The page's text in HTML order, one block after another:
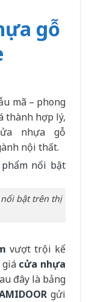
gỗ
mã – phong
thành hợp lý,
nhựa gỗ
nội thất.
bật trên thị
vượt trội kể
cửa nhựa
đây là bảng
gửi